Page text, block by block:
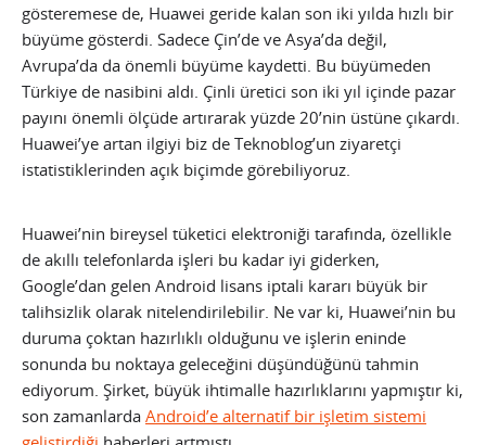
gösteremese de, Huawei geride kalan son iki yılda hızlı bir
büyüme gösterdi. Sadece Çin’de ve Asya’da değil,
Avrupa’da da önemli büyüme kaydetti. Bu büyümeden
Türkiye de nasibini aldı. Çinli üretici son iki yıl içinde pazar
payını önemli ölçüde artırarak yüzde 20’nin üstüne çıkardı.
Huawei’ye artan ilgiyi biz de Teknoblog’un ziyaretçi
istatistiklerinden açık biçimde görebiliyoruz.
Huawei’nin bireysel tüketici elektroniği tarafında, özellikle
de akıllı telefonlarda işleri bu kadar iyi giderken,
Google’dan gelen Android lisans iptali kararı büyük bir
talihsizlik olarak nitelendirilebilir. Ne var ki, Huawei’nin bu
duruma çoktan hazırlıklı olduğunu ve işlerin eninde
sonunda bu noktaya geleceğini düşündüğünü tahmin
ediyorum. Şirket, büyük ihtimalle hazırlıklarını yapmıştır ki,
son zamanlarda Android’e alternatif bir işletim sistemi